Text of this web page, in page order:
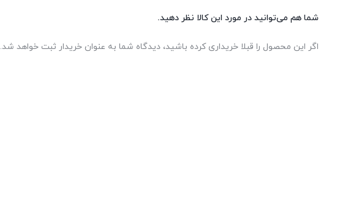
شما هم می‌توانید در مورد این کالا نظر دهید.
اگر این محصول را قبلا خریداری کرده باشید، دیدگاه شما به عنوان خریدار ثبت خواهد شد.